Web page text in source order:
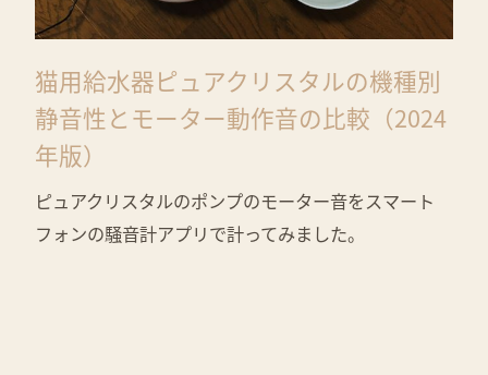
猫用給水器ピュアクリスタルの機種別
静音性とモーター動作音の比較（2024
年版）
ピュアクリスタルのポンプのモーター音をスマート
フォンの騒音計アプリで計ってみました。